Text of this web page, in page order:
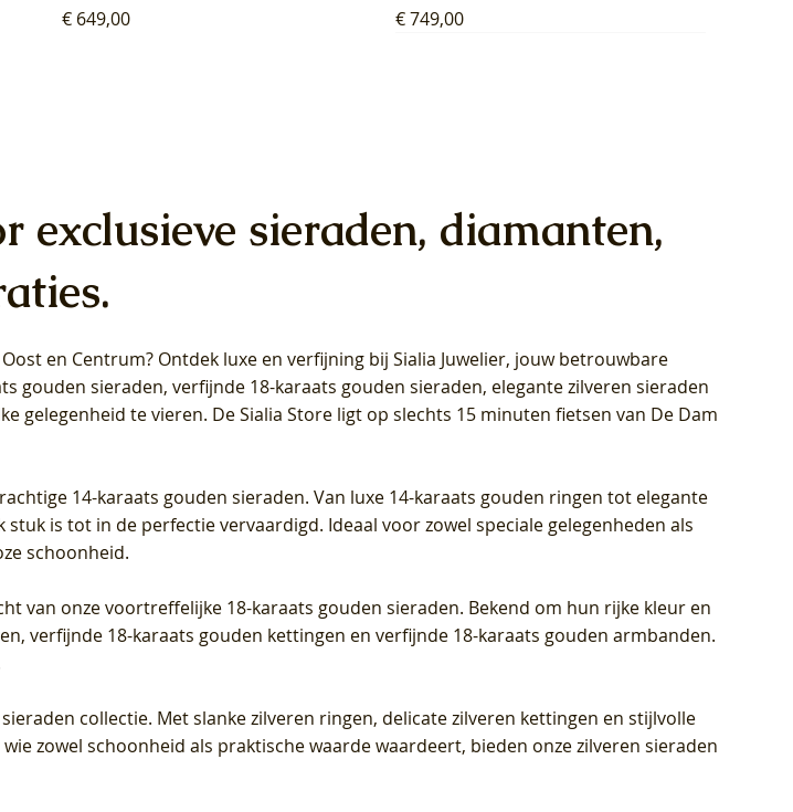
Prijs
€ 649,00
Prijs
€ 749,00
Blush Lab Diamonds Ring LG1028Y -
Geelgoud (14k) met Lab grown
Diamant
Blush Lab Diamonds Collier LG3014Y
- Geelgoud (14k) met Lab grown
Diamant
–
Blush Lab Diamonds Oorknoppen
LG7027Y - Geelgoud (14k) met Lab
grown Diamant
Blush Lab Diamonds Ring LG1029Y -
Geelgoud (14k) met Lab grown
Diamant
–
Blush Lab Diamonds Oorknoppen
LG7026Y - Geelgoud (14k) met Lab
grown Diamant
Blush Lab Diamonds Oorknoppen
LG7033Y – Geelgoud (14k) met Lab
grown Diamant
exclusieve sieraden, diamanten,
Oost en Centrum? Ontdek luxe en verfijning bij Sialia Juwelier, jouw betrouwbare
gouden sieraden, verfijnde 18-karaats gouden sieraden, elegante zilveren sieraden
gelegenheid te vieren. De Sialia Store ligt op slechts 15 minuten fietsen van De Dam
14-karaats gouden sieraden. Van luxe 14-karaats gouden ringen tot elegante
is tot in de perfectie vervaardigd. Ideaal voor zowel speciale gelegenheden als
schoonheid.
van onze voortreffelijke 18-karaats gouden sieraden. Bekend om hun rijke kleur en
verfijnde 18-karaats gouden kettingen en verfijnde 18-karaats gouden armbanden.
collectie. Met slanke zilveren ringen, delicate zilveren kettingen en stijlvolle
zowel schoonheid als praktische waarde waardeert, bieden onze zilveren sieraden